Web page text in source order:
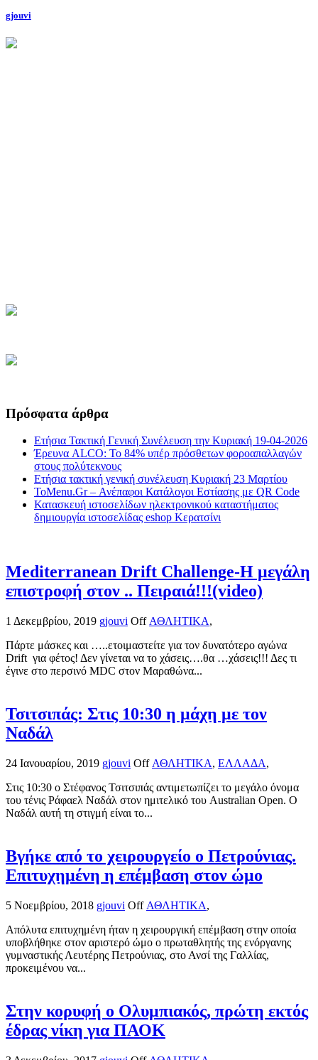
gjouvi
Πρόσφατα άρθρα
Ετήσια Τακτική Γενική Συνέλευση την Κυριακή 19-04-2026
Έρευνα ALCO: Το 84% υπέρ πρόσθετων φοροαπαλλαγών
στους πολύτεκνους
Ετήσια τακτική γενική συνέλευση Κυριακή 23 Μαρτίου
ToMenu.Gr – Ανέπαφοι Κατάλογοι Εστίασης με QR Code
Κατασκευή ιστοσελίδων ηλεκτρονικού καταστήματος
δημιουργία ιστοσελίδας eshop Κερατσίνι
Mediterranean Drift Challenge-Η μεγάλη
επιστροφή στον .. Πειραιά!!!(video)
1 Δεκεμβρίου, 2019 gjouvi Off ΑΘΛΗΤΙΚΑ,
Πάρτε μάσκες και …..ετοιμαστείτε για τον δυνατότερο αγώνα
Drift για φέτος! Δεν γίνεται να το χάσεις….θα …χάσεις!!! Δες τι
έγινε στο περσινό MDC στον Μαραθώνα...
Τσιτσιπάς: Στις 10:30 η μάχη με τον
Ναδάλ
24 Ιανουαρίου, 2019 gjouvi Off ΑΘΛΗΤΙΚΑ, ΕΛΛΑΔΑ,
Στις 10:30 ο Στέφανος Τσιτσιπάς αντιμετωπίζει το μεγάλο όνομα
του τένις Ράφαελ Ναδάλ στον ημιτελικό του Australian Open. Ο
Ναδάλ αυτή τη στιγμή είναι το...
Βγήκε από το χειρουργείο ο Πετρούνιας.
Επιτυχημένη η επέμβαση στον ώμο
5 Νοεμβρίου, 2018 gjouvi Off ΑΘΛΗΤΙΚΑ,
Απόλυτα επιτυχημένη ήταν η χειρουργική επέμβαση στην οποία
υποβλήθηκε στον αριστερό ώμο ο πρωταθλητής της ενόργανης
γυμναστικής Λευτέρης Πετρούνιας, στο Ανσί της Γαλλίας,
προκειμένου να...
Στην κορυφή ο Ολυμπιακός, πρώτη εκτός
έδρας νίκη για ΠΑΟΚ